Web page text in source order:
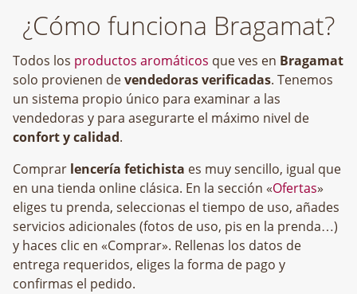
¿Cómo funciona Bragamat?
Todos los productos aromáticos que ves en Bragamat
solo provienen devendedoras verificadas. Tenemos
un sistema propio único para examinar a las
vendedoras y para asegurarte el máximo nivel de
confort y calidad.
Comprar lencería fetichista es muy sencillo, igual que
en una tienda online clásica. En la sección «Ofertas»
eliges tu prenda, seleccionas el tiempo de uso, añades
servicios adicionales (fotos de uso, pis en la prenda…)
y haces clic en «Comprar». Rellenas los datos de
entrega requeridos, eliges la forma de pago y
confirmas el pedido.